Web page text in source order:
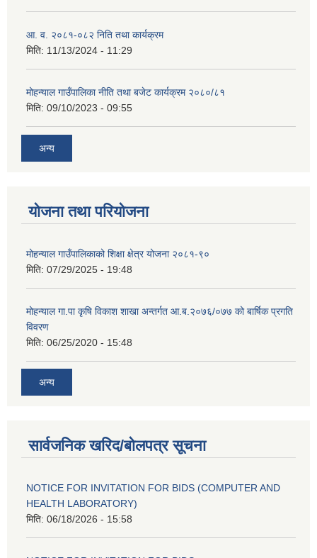
आ. व. २०८१-०८२ निति तथा कार्यक्रम
मिति: 11/13/2024 - 11:29
मोहन्याल गाउँपालिका नीति तथा बजेट कार्यक्रम २०८०/८१
मिति: 09/10/2023 - 09:55
अन्य
योजना तथा परियोजना
मोहन्याल गाउँपालिकाको शिक्षा क्षेत्र योजना २०८१-९०
मिति: 07/29/2025 - 19:48
मोहन्याल गा.पा कृषि विकाश शाखा अन्तर्गत आ.ब.२०७६/०७७ को बार्षिक प्रगति
विवरण
मिति: 06/25/2020 - 15:48
अन्य
सार्वजनिक खरिद/बोलपत्र सूचना
NOTICE FOR INVITATION FOR BIDS (COMPUTER AND
HEALTH LABORATORY)
मिति: 06/18/2026 - 15:58